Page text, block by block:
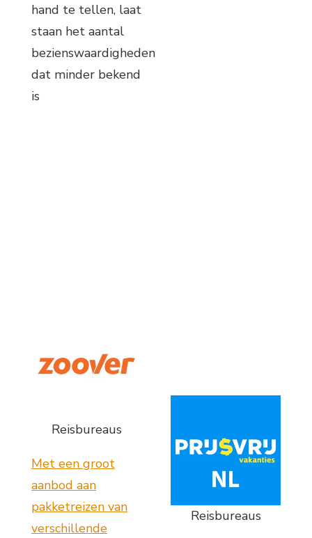
hand te tellen, laat
staan het aantal
bezienswaardigheden
dat minder bekend
is
Reisbureaus
Met een groot
aanbod aan
pakketreizen van
verschillende
Reisbureaus